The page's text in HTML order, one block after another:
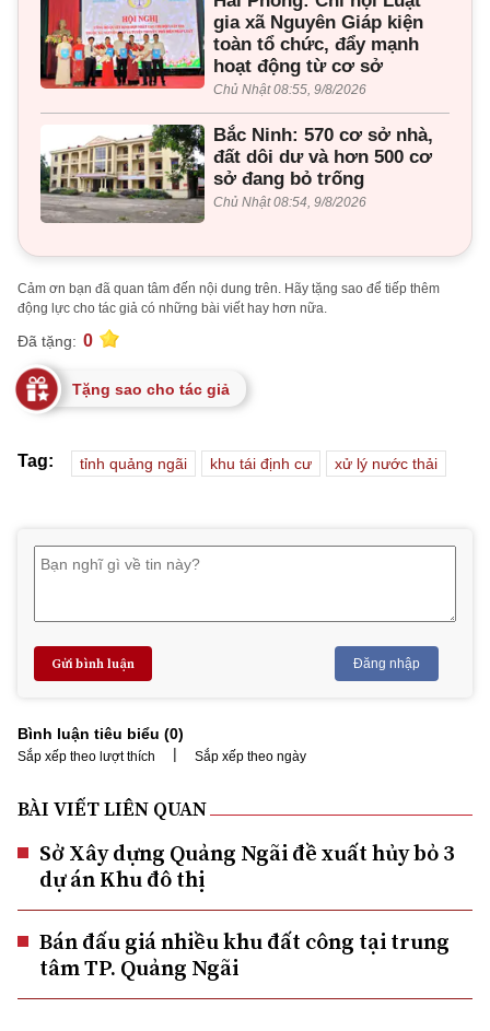
gia xã Nguyên Giáp kiện
toàn tổ chức, đẩy mạnh
hoạt động từ cơ sở
Chủ Nhật 08:55, 9/8/2026
Bắc Ninh: 570 cơ sở nhà,
đất dôi dư và hơn 500 cơ
sở đang bỏ trống
Chủ Nhật 08:54, 9/8/2026
Cảm ơn bạn đã quan tâm đến nội dung trên. Hãy tặng sao để tiếp thêm
động lực cho tác giả có những bài viết hay hơn nữa.
Đã tặng: 0
Tặng sao cho tác giả
Tag: tỉnh quảng ngãi khu tái định cư xử lý nước thải
Gửi bình luận Đăng nhập
Bình luận tiêu biểu (0)
Sắp xếp theo lượt thích | Sắp xếp theo ngày
BÀI VIẾT LIÊN QUAN
Sở Xây dựng Quảng Ngãi đề xuất hủy bỏ 3
dự án Khu đô thị
Bán đấu giá nhiều khu đất công tại trung
tâm TP. Quảng Ngãi